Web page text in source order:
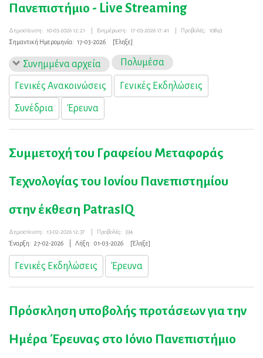
Πανεπιστήμιο - Live Streaming
Δημοσίευση: 10-03-2026 12:21 Ενημέρωση: 17-03-2026 17:41 Προβολές: 10893
Σημαντική Ημερομηνία: 17-03-2026 [Έληξε]
Συνημμένα αρχεία Πολυμέσα
Γενικές Ανακοινώσεις Γενικές Εκδηλώσεις
Συνέδρια Έρευνα
Συμμετοχή του Γραφείου Μεταφοράς
Τεχνολογίας του Ιονίου Πανεπιστημίου
στην έκθεση PatrasIQ
Δημοσίευση: 13-02-2026 12:37 Προβολές: 334
Έναρξη: 27-02-2026 Λήξη: 01-03-2026 [Έληξε]
Γενικές Εκδηλώσεις Έρευνα
Πρόσκληση υποβολής προτάσεων για την
Ημέρα Έρευνας στο Ιόνιο Πανεπιστήμιο